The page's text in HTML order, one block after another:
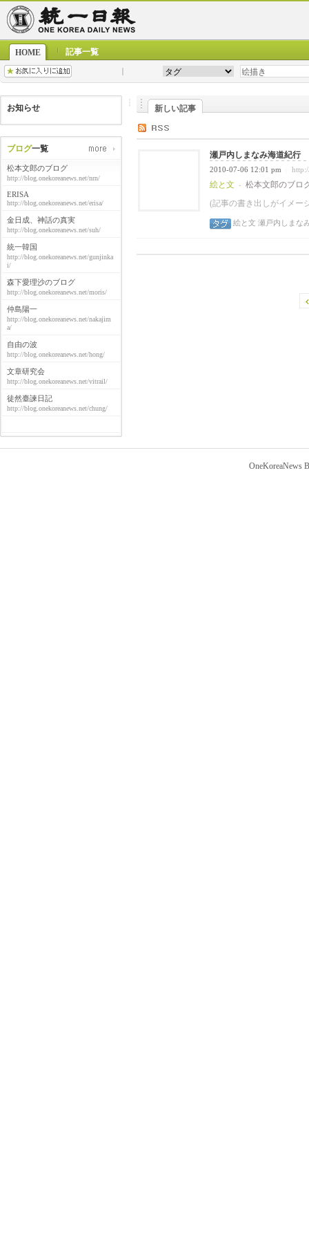
HOME 記事一覧
お知らせ
ブログ一覧
松本文郎のブログ
http://blog.onekoreanews.net/nrn/
ERISA
http://blog.onekoreanews.net/erisa/
金日成、神話の真実
http://blog.onekoreanews.net/suh/
統一韓国
http://blog.onekoreanews.net/gunjinka
i/
森下愛理沙のブログ
http://blog.onekoreanews.net/moris/
仲島陽一
http://blog.onekoreanews.net/nakajim
a/
自由の波
http://blog.onekoreanews.net/hong/
文章研究会
http://blog.onekoreanews.net/vitrail/
徒然臺諫日記
http://blog.onekoreanews.net/chung/
新しい記事
瀬戸内しまなみ海道紀行
2010-07-06 12:01 pm
絵と文 -
松本文郎のブロ
(記事の書き出しがイメー
絵と文 瀬戸内しまな
OneKoreaNews